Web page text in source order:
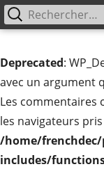
Deprecated:
avec un argument
Les commentaires
les navigateurs
/home/
includes/
Menu